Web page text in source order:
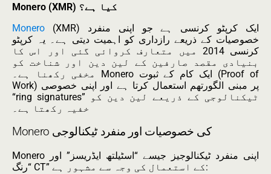
Monero (XMR) کیا ہے؟
Monero (XMR) ایک کرپٹو کرنسی ہے جو اپنی منفرد
خصوصیات کے ذریعے رازداری کو اہمیت دیتی ہے۔ یہ کرپٹو
کرنسی 2014 میں متعارف کروائی گئی اور اس کا
بنیادی مقصد صارفین کے لین دین اور شناخت کو
مخفی رکھنا ہے۔ Monero ایک کام کے ثبوت (Proof of
Work) پر مبنی الگورتھم استعمال کرتا ہے اور اپنی خصوصی
“ring signatures” ٹیکنالوجی کے ذریعے لین دین کو
خفیہ رکھتا ہے۔
Monero کی خصوصیات اور منفرد ٹیکنالوجی
Monero اپنی منفرد ٹیکنالوجیز جیسے “اسٹیلتھ ایڈریسز” اور
“رنگ CT” کے استعمال کی وجہ سے مشہور ہے: